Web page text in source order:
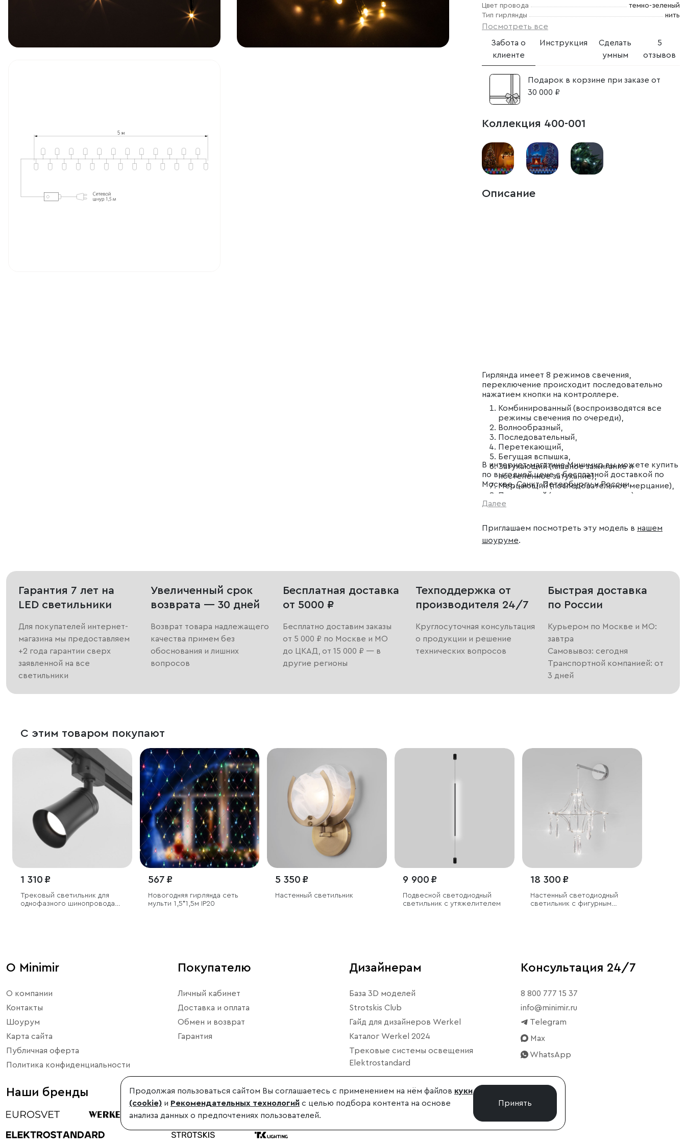
Цвет провода
темно-зеленый
Тип гирлянды
нить
Посмотреть все
Забота о
клиенте
Инструкция
Сделать
умным
5
отзывов
Подарок в корзине при заказе от
30 000 ₽
Коллекция 400-001
Описание
Гирлянда имеет 8 режимов свечения,
переключение происходит последовательно
нажатием кнопки на контроллере.
Комбинированный (воспроизводятся все
режимы свечения по очереди),
Волнообразный,
Последовательный,
Перетекающий,
Бегущая вспышка,
Затухающий (плавное зажигание и
постепенное затухание),
Мерцающий (последовательное мерцание),
Постоянный (статичное свечение).
В интернет-магазине Минимир вы можете купить
по выгодной цене с бесплатной доставкой по
Москве, Санкт-Петербургу и России.
Далее
Приглашаем посмотреть эту модель в нашем
шоуруме.
Гарантия 7 лет на
LED светильники
Для покупателей интернет-
магазина мы предоставляем
+2 года гарантии сверх
заявленной на все
светильники
Увеличенный срок
возврата — 30 дней
Возврат товара надлежащего
качества примем без
обоснования и лишних
вопросов
Бесплатная доставка
от 5000 ₽
Бесплатно доставим заказы
от 5 000 ₽ по Москве и МО
до ЦКАД, от 15 000 ₽ — в
другие регионы
Техподдержка от
производителя 24/7
Круглосуточная консультация
о продукции и решение
технических вопросов
Быстрая доставка
по России
Курьером по Москве и МО:
завтра
Самовывоз: сегодня
Транспортной компанией: от
3 дней
С этим товаром покупают
1 310 ₽
Трековый светильник для
однофазного шинопровода
567 ₽
Новогодняя гирлянда сеть
мульти 1,5*1,5м IP20
5 350 ₽
Настенный светильник
9 900 ₽
Подвесной светодиодный
светильник с утяжелителем
18 300 ₽
Настенный светодиодный
светильник с фигурным
О Minimir
О компании
Контакты
Шоурум
Карта сайта
Публичная оферта
Политика конфиденциальности
Покупателю
Личный кабинет
Доставка и оплата
Обмен и возврат
Гарантия
Дизайнерам
База 3D моделей
Strotskis Club
Гайд для дизайнеров Werkel
Каталог Werkel 2024
Трековые системы освещения
Elektrostandard
Консультация 24/7
8 800 777 15 37
info@minimir.ru
Telegram
Max
WhatsApp
Наши бренды Продолжая пользоваться сайтом Вы соглашаетесь с применением на нём файлов куки
(cookie) и Рекомендательных технологий с целью подбора контента на основе
анализа данных о предпочтениях пользователей.
Принять